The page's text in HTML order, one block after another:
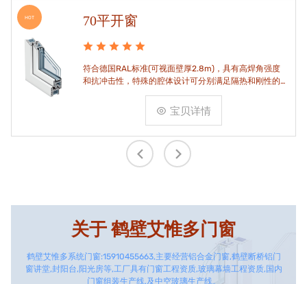
HOT 70平开窗
符合德国RAL标准(可视面壁厚2.8m)，具有高焊角强度
和抗冲击性，特殊的腔体设计可分别满足隔热和刚性的
宝贝详情
关于鹤壁艾惟多门窗
鹤壁艾惟多系统门窗:15910455663,主要经营铝合金门窗,鹤壁断桥铝门
窗讲堂,封阳台,阳光房等,工厂具有门窗工程资质,玻璃幕墙工程资质,国内
门窗组装生产线,及中空玻璃生产线。